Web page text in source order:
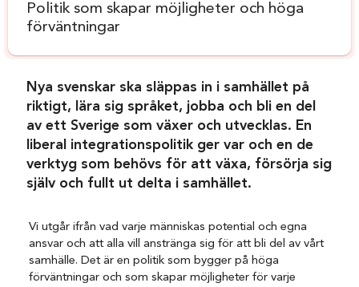
Politik som skapar möjligheter och höga
förväntningar
Nya svenskar ska släppas in i samhället på
riktigt, lära sig språket, jobba och bli en del
av ett Sverige som växer och utvecklas. En
liberal integrationspolitik ger var och en de
verktyg som behövs för att växa, försörja sig
själv och fullt ut delta i samhället.
Vi utgår ifrån vad varje människas potential och egna
ansvar och att alla vill anstränga sig för att bli del av vårt
samhälle. Det är en politik som bygger på höga
förväntningar och som skapar möjligheter för varje